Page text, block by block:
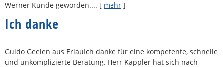
Werner Kunde geworden.... [ mehr ]
Ich danke
Guido Geelen aus ErlauIch danke für eine kompetente, schnelle
und unkomplizierte Beratung. Herr Kappler hat sich nach